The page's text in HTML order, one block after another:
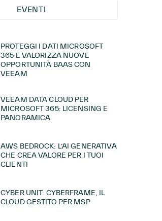
EVENTI
PROTEGGI I DATI MICROSOFT
365 E VALORIZZA NUOVE
OPPORTUNITÀ BAAS CON
VEEAM
VEEAM DATA CLOUD PER
MICROSOFT 365: LICENSING E
PANORAMICA
AWS BEDROCK: L’AI GENERATIVA
CHE CREA VALORE PER I TUOI
CLIENTI
CYBER UNIT: CYBERFRAME, IL
CLOUD GESTITO PER MSP